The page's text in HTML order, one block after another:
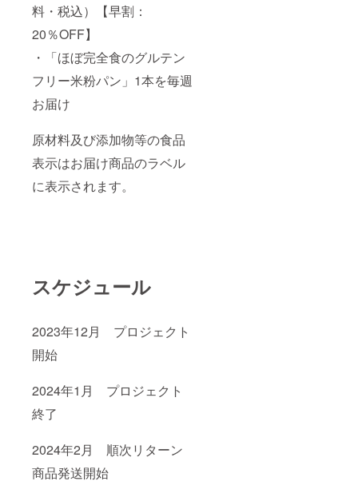
料・税込）【早割：
20％OFF】
・「ほぼ完全食のグルテン
フリー米粉パン」1本を毎週
お届け
原材料及び添加物等の食品
表示はお届け商品のラベル
に表示されます。
スケジュール
2023年12月 プロジェクト
開始
2024年1月 プロジェクト
終了
2024年2月 順次リターン
商品発送開始